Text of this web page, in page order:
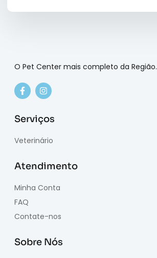
O Pet Center mais completo da Região.
Serviços
Veterinário
Atendimento
Minha Conta
FAQ
Contate-nos
Sobre Nós